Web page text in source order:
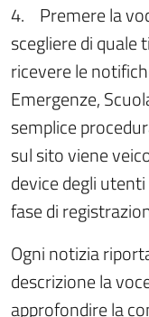
4.
Premere la
scegliere di
ricevere le
Emergenze,
semplice
sul sito viene
device degli
fase di
Ogni notizia
descrizione la
approfondire la